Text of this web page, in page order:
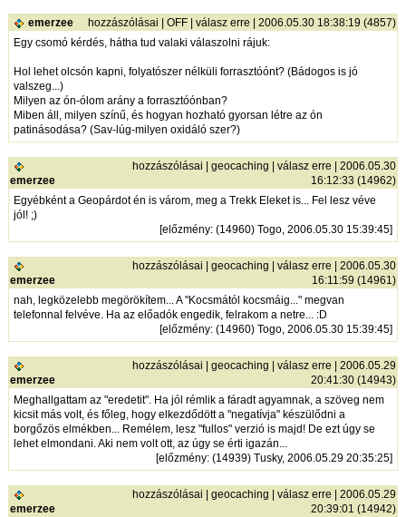
emerzee hozzászólásai |OFF |válasz erre | 2006.05.30 18:38:19 (4857)
Egy csomó kérdés, hátha tud valaki válaszolni rájuk:
Hol lehet olcsón kapni, folyatószer nélküli forrasztóónt? (Bádogos is jó
valszeg...)
Milyen az ón-ólom arány a forrasztóónban?
Miben áll, milyen színű, és hogyan hozható gyorsan létre az ón
patinásodása? (Sav-lúg-milyen oxidáló szer?)
emerzee
hozzászólásai |geocaching |válasz erre | 2006.05.30
16:12:33 (14962)
Egyébként a Geopárdot én is várom, meg a Trekk Eleket is... Fel lesz véve
jól! ;)
[előzmény: (14960) Togo, 2006.05.30 15:39:45]
emerzee
hozzászólásai |geocaching |válasz erre | 2006.05.30
16:11:59 (14961)
nah, legközelebb megörökítem... A "Kocsmától kocsmáig..." megvan
telefonnal felvéve. Ha az előadók engedik, felrakom a netre... :D
[előzmény: (14960) Togo, 2006.05.30 15:39:45]
emerzee
hozzászólásai |geocaching |válasz erre | 2006.05.29
20:41:30 (14943)
Meghallgattam az "eredetit". Ha jól rémlik a fáradt agyamnak, a szöveg nem
kicsit más volt, és főleg, hogy elkezdődött a "negatívja" készülődni a
borgőzös elmékben... Remélem, lesz "fullos" verzió is majd! De ezt úgy se
lehet elmondani. Aki nem volt ott, az úgy se érti igazán...
[előzmény: (14939) Tusky, 2006.05.29 20:35:25]
emerzee
hozzászólásai |geocaching |válasz erre | 2006.05.29
20:39:01 (14942)